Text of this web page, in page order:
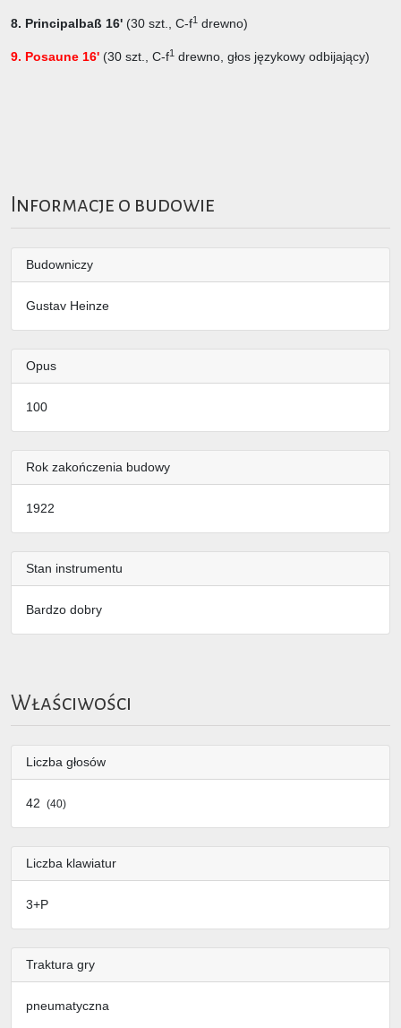
8. Principalbaß 16' (30 szt., C-f1 drewno)
9. Posaune 16' (30 szt., C-f1 drewno, głos językowy odbijający)
Informacje o budowie
Budowniczy
Gustav Heinze
Opus
100
Rok zakończenia budowy
1922
Stan instrumentu
Bardzo dobry
Właściwości
Liczba głosów
42 (40)
Liczba klawiatur
3+P
Traktura gry
pneumatyczna